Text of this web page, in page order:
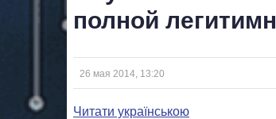
полной
26 мая 2014, 13:20
Читати українською